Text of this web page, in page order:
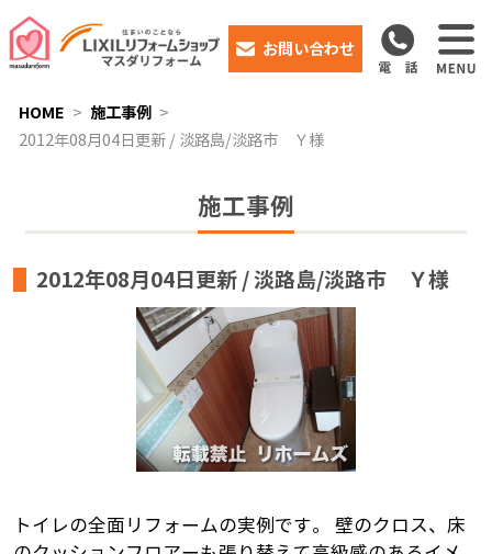
お問い合わせ
HOME
施工事例
2012年08月04日更新 / 淡路島/淡路市 Ｙ様
施工事例
2012年08月04日更新 / 淡路島/淡路市 Ｙ様
トイレの全面リフォームの実例です。 壁のクロス、床